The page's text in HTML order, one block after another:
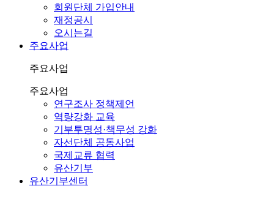
회원단체 가입안내
재정공시
오시는길
주요사업
주요사업
주요사업
연구조사 정책제언
역량강화 교육
기부투명성·책무성 강화
자선단체 공동사업
국제교류 협력
유산기부
유산기부센터